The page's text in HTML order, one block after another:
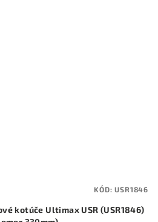
kotúče Ultimax USR (USR1846)
KÓD:USR1846